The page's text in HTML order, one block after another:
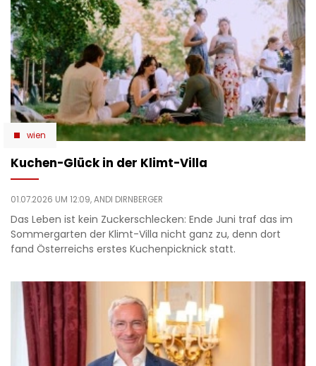
wien
Kuchen-Glück in der Klimt-Villa
01.07.2026 UM 12:09,ANDI DIRNBERGER
Das Leben ist kein Zuckerschlecken: Ende Juni traf das im
Sommergarten der Klimt-Villa nicht ganz zu, denn dort
fand Österreichs erstes Kuchenpicknick statt.